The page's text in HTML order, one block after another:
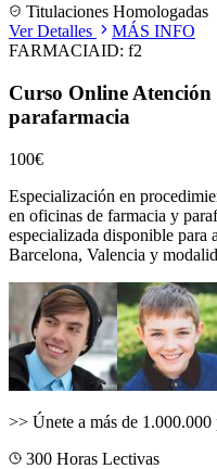
Titulaciones Homologadas
Ver Detalles
MÁS INFO
FARMACIAID: f2
Curso Online
parafarmacia
100€
Especialización en
en oficinas de farmacia y
especializada disponible para
Barcelona, Valencia y
>> Únete a más de 1.000.000
300 Horas Lectivas